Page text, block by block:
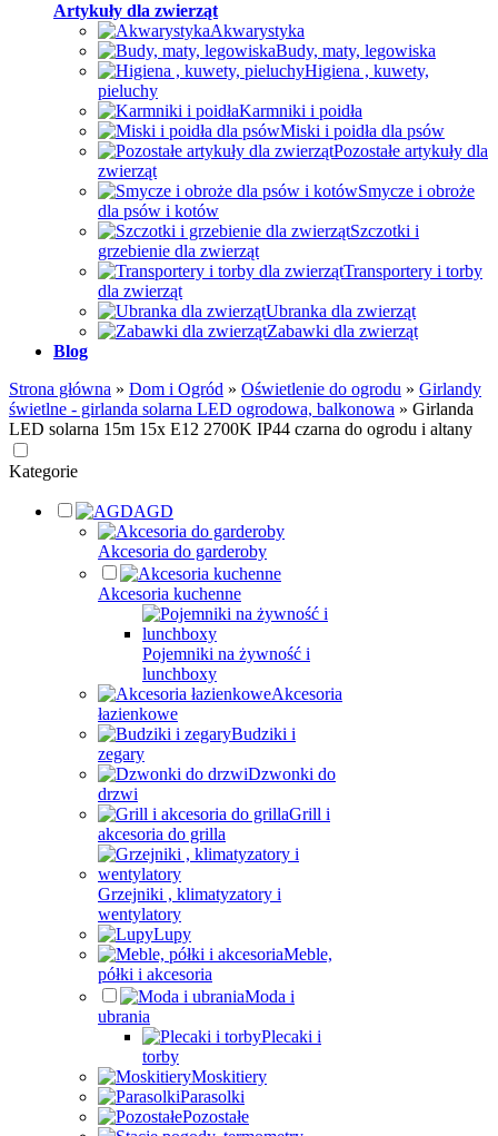
Artykuły dla zwierząt
Akwarystyka
Budy, maty, legowiska
Higiena , kuwety,
pieluchy
Karmniki i poidła
Miski i poidła dla psów
Pozostałe artykuły dla
zwierząt
Smycze i obroże
dla psów i kotów
Szczotki i
grzebienie dla zwierząt
Transportery i torby
dla zwierząt
Ubranka dla zwierząt
Zabawki dla zwierząt
Blog
Strona główna » Dom i Ogród » Oświetlenie do ogrodu » Girlandy
świetlne - girlanda solarna LED ogrodowa, balkonowa » Girlanda
LED solarna 15m 15x E12 2700K IP44 czarna do ogrodu i altany
Kategorie
AGD
Akcesoria do garderoby
Akcesoria kuchenne
Pojemniki na żywność i
lunchboxy
Akcesoria
łazienkowe
Budziki i
zegary
Dzwonki do
drzwi
Grill i
akcesoria do grilla
Grzejniki , klimatyzatory i
wentylatory
Lupy
Meble,
półki i akcesoria
Moda i
ubrania
Plecaki i
torby
Moskitiery
Parasolki
Pozostałe